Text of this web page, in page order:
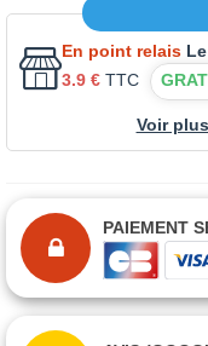
En point relais
3.9 € TTC
Voir
PAIEMENT